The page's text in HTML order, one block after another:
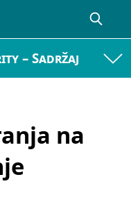
– Sadržaj
na